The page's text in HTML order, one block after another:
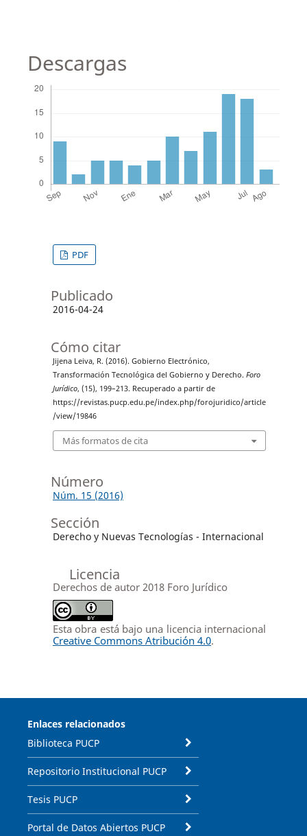
Descargas
PDF
Publicado
2016-04-24
Cómo citar
Jijena Leiva, R. (2016). Gobierno Electrónico,
Transformación Tecnológica del Gobierno y Derecho. Foro
Jurídico, (15), 199–213. Recuperado a partir de
https://revistas.pucp.edu.pe/index.php/forojuridico/article
/view/19846
Más formatos de cita
Número
Núm. 15 (2016)
Sección
Derecho y Nuevas Tecnologías - Internacional
Licencia
Derechos de autor 2018 Foro Jurídico
Esta obra está bajo una licencia internacional
Creative Commons Atribución 4.0.
Enlaces relacionados
Biblioteca PUCP
Repositorio Institucional PUCP
Tesis PUCP
Portal de Datos Abiertos PUCP